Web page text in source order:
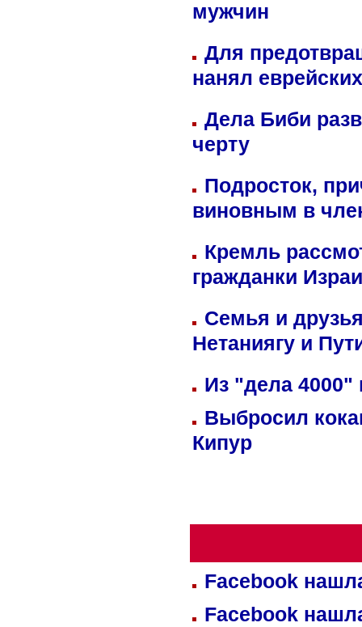
мужчин
Для
нанял
Дела Биби
черту
Подросток,
виновным в
Кремль
гражданки
Семья и
Нетаниягу и
Из "дела 4000"
Выбросил
Кипур
Facebook
Facebook